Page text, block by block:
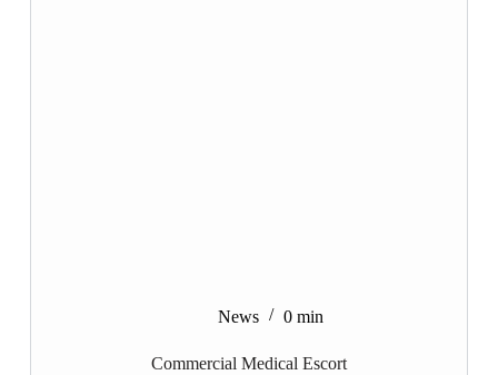
News 0 min
Commercial Medical Escort